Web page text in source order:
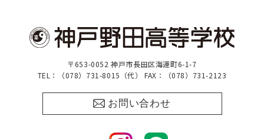
〒653-0052 神戸市長田区海運町6-1-7
TEL：（078）731-8015（代） FAX：（078）731-2123
お問い合わせ